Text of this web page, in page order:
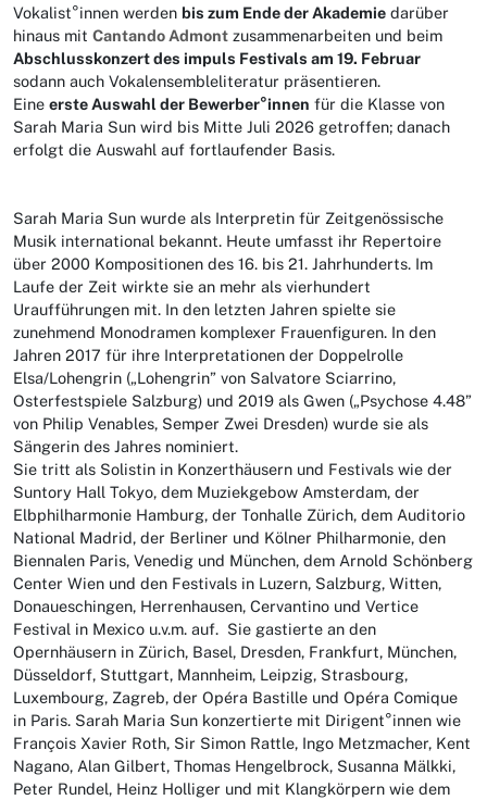
Vokalist°innen werden bis zum Ende der Akademie darüber
hinaus mit Cantando Admont zusammenarbeiten und beim
Abschlusskonzert des impuls Festivals am 19. Februar
sodann auch Vokalensembleliteratur präsentieren.
Eine erste Auswahl der Bewerber°innen für die Klasse von
Sarah Maria Sun wird bis Mitte Juli 2026 getroffen; danach
erfolgt die Auswahl auf fortlaufender Basis.
Sarah Maria Sun wurde als Interpretin für Zeitgenössische
Musik international bekannt. Heute umfasst ihr Repertoire
über 2000 Kompositionen des 16. bis 21. Jahrhunderts. Im
Laufe der Zeit wirkte sie an mehr als vierhundert
Uraufführungen mit. In den letzten Jahren spielte sie
zunehmend Monodramen komplexer Frauenfiguren. In den
Jahren 2017 für ihre Interpretationen der Doppelrolle
Elsa/Lohengrin („Lohengrin” von Salvatore Sciarrino,
Osterfestspiele Salzburg) und 2019 als Gwen („Psychose 4.48”
von Philip Venables, Semper Zwei Dresden) wurde sie als
Sängerin des Jahres nominiert.
Sie tritt als Solistin in Konzerthäusern und Festivals wie der
Suntory Hall Tokyo, dem Muziekgebow Amsterdam, der
Elbphilharmonie Hamburg, der Tonhalle Zürich, dem Auditorio
National Madrid, der Berliner und Kölner Philharmonie, den
Biennalen Paris, Venedig und München, dem Arnold Schönberg
Center Wien und den Festivals in Luzern, Salzburg, Witten,
Donaueschingen, Herrenhausen, Cervantino und Vertice
Festival in Mexico u.v.m. auf. Sie gastierte an den
Opernhäusern in Zürich, Basel, Dresden, Frankfurt, München,
Düsseldorf, Stuttgart, Mannheim, Leipzig, Strasbourg,
Luxembourg, Zagreb, der Opéra Bastille und Opéra Comique
in Paris. Sarah Maria Sun konzertierte mit Dirigent°innen wie
François Xavier Roth, Sir Simon Rattle, Ingo Metzmacher, Kent
Nagano, Alan Gilbert, Thomas Hengelbrock, Susanna Mälkki,
Peter Rundel, Heinz Holliger und mit Klangkörpern wie dem